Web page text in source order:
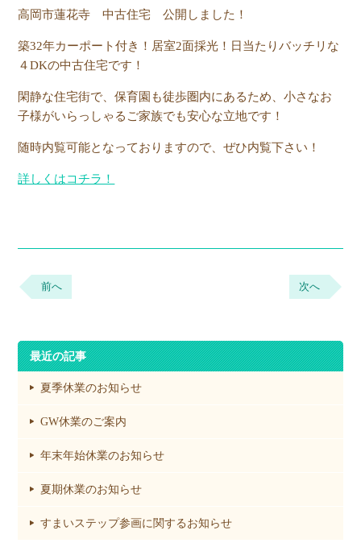
高岡市蓮花寺 中古住宅 公開しました！
築32年カーポート付き！居室2面採光！日当たりバッチリな
４DKの中古住宅です！
閑静な住宅街で、保育園も徒歩圏内にあるため、小さなお
子様がいらっしゃるご家族でも安心な立地です！
随時内覧可能となっておりますので、ぜひ内覧下さい！
詳しくはコチラ！
前へ 次へ
最近の記事
夏季休業のお知らせ
GW休業のご案内
年末年始休業のお知らせ
夏期休業のお知らせ
すまいステップ参画に関するお知らせ